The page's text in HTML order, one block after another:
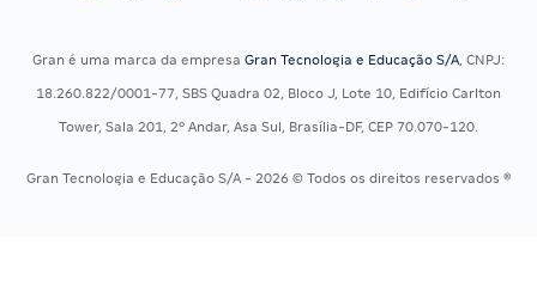
Concursos Saúde
Residência Multiprofissional
Gran é uma marca da empresa Gran Tecnologia e Educação S/A, CNPJ:
18.260.822/0001-77, SBS Quadra 02, Bloco J, Lote 10, Edifício Carlton
Tower, Sala 201, 2º Andar, Asa Sul, Brasília-DF, CEP 70.070-120.
Gran Tecnologia e Educação S/A - 2026 © Todos os direitos reservados ®